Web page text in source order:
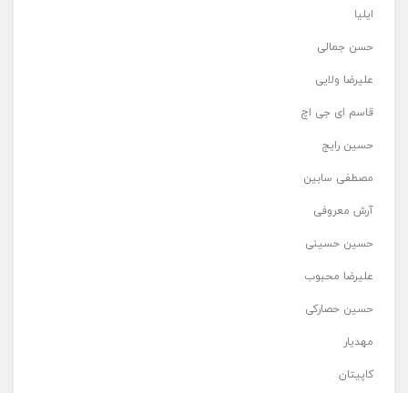
ایلیا
حسن جمالی
علیرضا ولایی
قاسم ای جی اچ
حسین رایج
مصطفی سابین
آرش معروفی
حسین حسینی
علیرضا محبوب
حسین حصارکی
مهدیار
کاپیتان